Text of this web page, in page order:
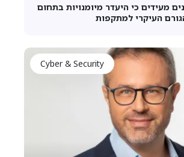
מעידים כי היעדר מיומנויות בתחום
העיקרי למתקפות
Cyber & Security